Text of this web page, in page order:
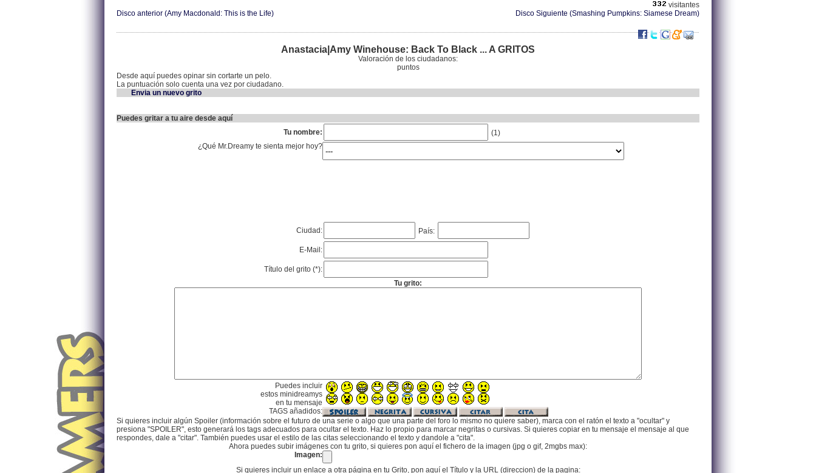
visitantes
Disco anterior (Amy Macdonald: This is the Life)
Disco Siguiente (Smashing Pumpkins: Siamese Dream)
Anastacia|Amy Winehouse: Back To Black ... A GRITOS
Valoración de los ciudadanos:
puntos
Desde aquí puedes opinar sin cortarte un pelo.
La puntuación solo cuenta una vez por ciudadano.
Envia un nuevo grito
Puedes gritar a tu aire desde aquí
Tu nombre:
(1)
¿Qué Mr.Dreamy te sienta mejor hoy?
Ciudad: País:
E-Mail:
Título del grito (*):
Tu grito:
Puedes incluir
estos minidreamys
en tu mensaje
TAGS añadidos:
Si quieres incluir algún Spoiler (información sobre el futuro de una serie o algo que una parte del foro lo mismo no quiere saber), marca con el ratón el texto a "ocultar" y
presiona "SPOILER", esto generará los tags adecuados para ocultar el texto. Haz lo propio para marcar negritas o cursivas. Si quieres copiar en tu mensaje el mensaje al que
respondes, dale a "citar". También puedes usar el estilo de las citas seleccionando el texto y dandole a "cita".
Ahora puedes subir imágenes con tu grito, si quieres pon aquí el fichero de la imagen (jpg o gif, 2mgbs max):
Imagen:
Si quieres incluir un enlace a otra página en tu Grito, pon aquí el Título y la URL (direccion) de la pagina: